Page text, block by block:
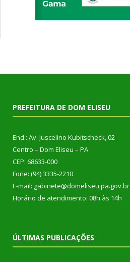
PREFEITURA DE DOM ELISEU
End.: Av. Juscelino Kubitscheck, 02
Centro – Dom Eliseu – PA
CEP: 68633-000
Fone: (94) 3335-2210
E-mail: gabinete@domeliseu.pa.gov.br
Horário de atendimento: 08h às 14h
ÚLTIMAS PUBLICAÇÕES